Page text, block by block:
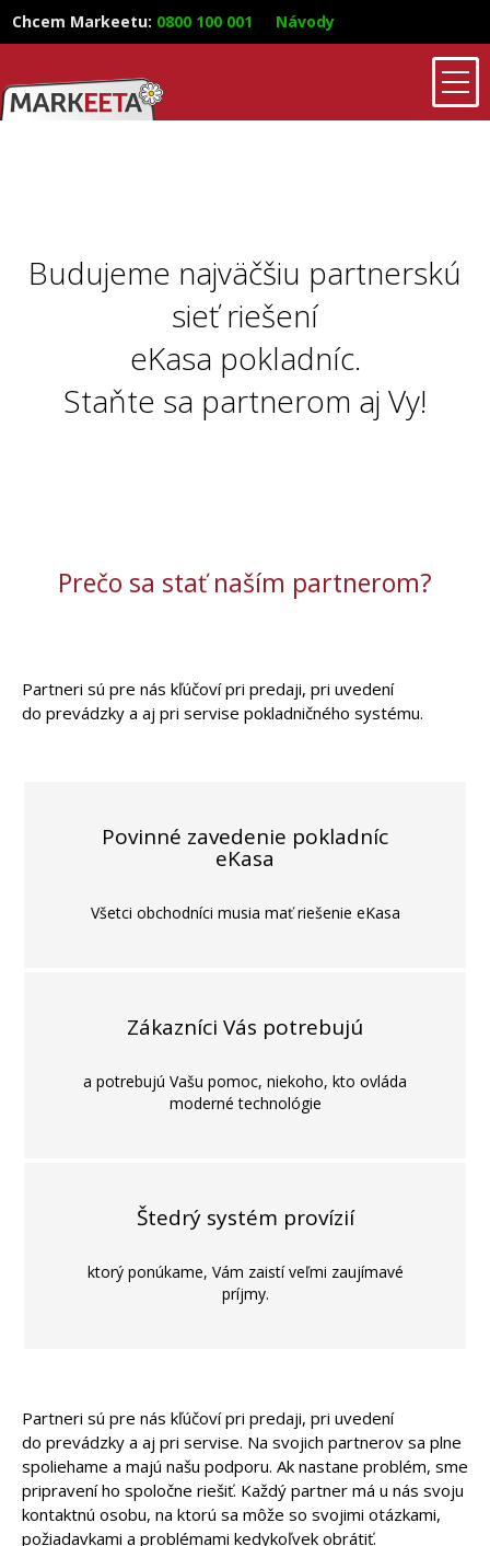
Chcem Markeetu: 0800 100 001 Návody
Budujeme najväčšiu partnerskú
sieť riešení
eKasa pokladníc.
Staňte sa partnerom aj Vy!
Prečo sa stať naším partnerom?
Partneri sú pre nás kľúčoví pri predaji, pri uvedení
do prevádzky a aj pri servise pokladničného systému.
Povinné zavedenie pokladníc
eKasa
Všetci obchodníci musia mať riešenie eKasa
Zákazníci Vás potrebujú
a potrebujú Vašu pomoc, niekoho, kto ovláda
moderné technológie
Štedrý systém provízií
ktorý ponúkame, Vám zaistí veľmi zaujímavé
príjmy.
Partneri sú pre nás kľúčoví pri predaji, pri uvedení
do prevádzky a aj pri servise. Na svojich partnerov sa plne
spoliehame a majú našu podporu. Ak nastane problém, sme
pripravení ho spoločne riešiť. Každý partner má u nás svoju
kontaktnú osobu, na ktorú sa môže so svojimi otázkami,
požiadavkami a problémami kedykoľvek obrátiť.